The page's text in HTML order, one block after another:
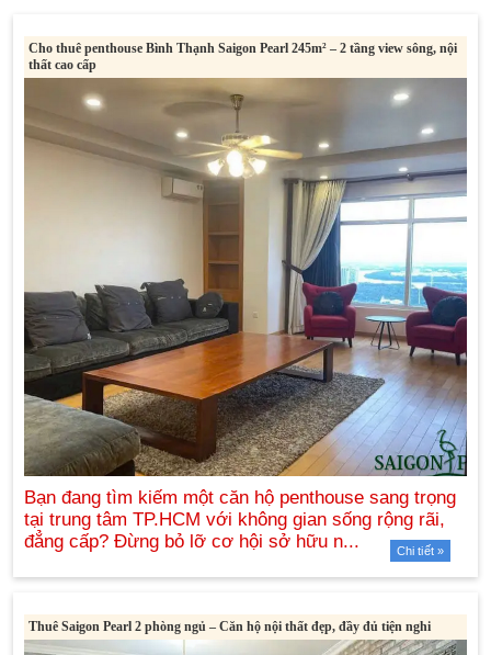
Cho thuê penthouse Bình Thạnh Saigon Pearl 245m² – 2 tầng view sông, nội
thất cao cấp
Chi tiết »
Thuê Saigon Pearl 2 phòng ngủ – Căn hộ nội thất đẹp, đầy đủ tiện nghi